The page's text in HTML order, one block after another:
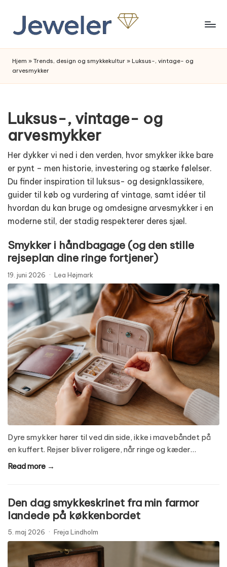
content
Hjem » Trends, design og smykkekultur » Luksus-, vintage- og
arvesmykker
Luksus-, vintage- og
arvesmykker
Her dykker vi ned i den verden, hvor smykker ikke bare
er pynt – men historie, investering og stærke følelser.
Du finder inspiration til luksus- og designklassikere,
guider til køb og vurdering af vintage, samt idéer til
hvordan du kan bruge og omdesigne arvesmykker i en
moderne stil, der stadig respekterer deres sjæl.
Smykker i håndbagage (og den stille
rejseplan dine ringe fortjener)
19. juni 2026 · Lea Højmark
Dyre smykker hører til ved din side, ikke i mavebåndet på
en kuffert. Rejser bliver roligere, når ringe og kæder…
Read more →
Den dag smykkeskrinet fra min farmor
landede på køkkenbordet
5. maj 2026 · Freja Lindholm